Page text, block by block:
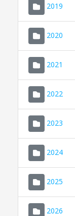
2019
2020
2021
2022
2023
2024
2025
2026